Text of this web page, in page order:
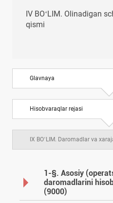
IV BOʻLIM. Olinadigan
qismi
VI BOʻLIM. Joriy
VII BOʻLIM. Uzoq
VIII BOʻLIM. Kapital,
IX BOʻLIM. Daromadlar
Glavnaya
Hisobvaraqlar rejasi
IX BOʻLIM. Daromadlar va
1-§. Asosiy
daromadlarini
(9000)